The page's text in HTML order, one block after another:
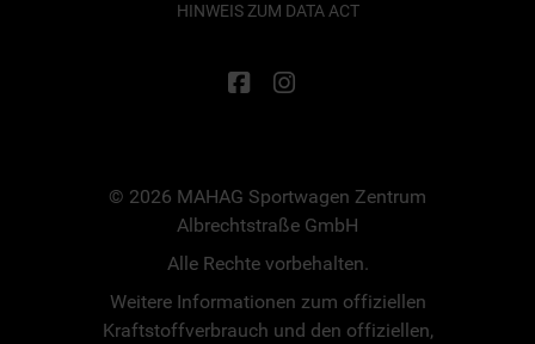
HINWEIS ZUM DATA ACT
© 2026 MAHAG Sportwagen Zentrum
Albrechtstraße GmbH
Alle Rechte vorbehalten.
Weitere Informationen zum offiziellen
Kraftstoffverbrauch und den offiziellen,